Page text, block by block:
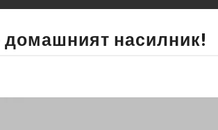
домашният насилник!